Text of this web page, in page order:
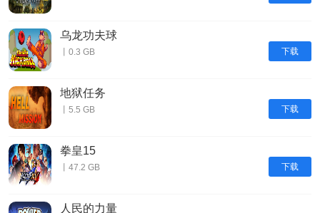
下载
乌龙功夫球
丨0.3 GB
下载
地狱任务
丨5.5 GB
下载
拳皇15
丨47.2 GB
人民的力量